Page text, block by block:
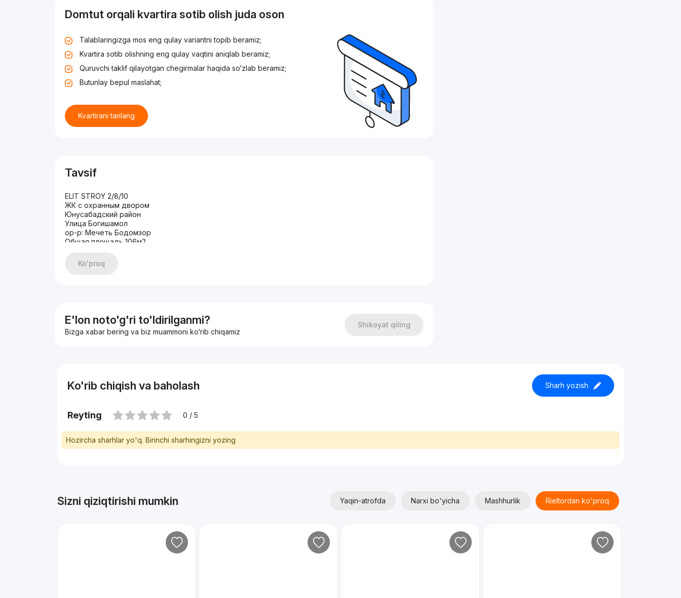
Domtut orqali kvartira sotib olish juda oson
Talablaringizga mos eng qulay variantni topib beramiz;
Kvartira sotib olishning eng qulay vaqtini aniqlab beramiz;
Quruvchi taklif qilayotgan chegirmalar haqida so‘zlab beramiz;
Butunlay bepul maslahat;
Kvartirani tanlang
Tavsif
ELIT STROY 2/8/10
ЖК с охранным двором
Юнусабадский район
Улица Богишамол
ор-р: Мечеть Бодомзор
Общая площадь 106м2
Состояние: ЛЮКС
Мебелью частично
Ko'proq
E'lon noto'g'ri to'ldirilganmi?
Bizga xabar bering va biz muammoni ko‘rib chiqamiz
Shikoyat qiling
Ko'rib chiqish va baholash Sharh yozish
Reyting 0 / 5
Hozircha sharhlar yo'q. Birinchi sharhingizni yozing
Sizni qiziqtirishi mumkin Yaqin-atrofda Narxi bo'yicha Mashhurlik Rieltordan ko'proq